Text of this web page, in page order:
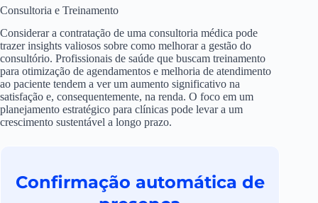
Consultoria e Treinamento
Considerar a contratação de uma consultoria médica pode
trazer insights valiosos sobre como melhorar a gestão do
consultório. Profissionais de saúde que buscam treinamento
para otimização de agendamentos e melhoria de atendimento
ao paciente tendem a ver um aumento significativo na
satisfação e, consequentemente, na renda. O foco em um
planejamento estratégico para clínicas pode levar a um
crescimento sustentável a longo prazo.
Confirmação automática de